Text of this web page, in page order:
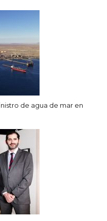
de agua de mar en